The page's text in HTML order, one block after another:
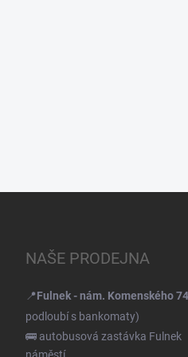
NAŠE PRODEJNA
📍Fulnek - nám. Komenského 74
podloubí s bankomaty)
🚌 autobusová zastávka Fulnek